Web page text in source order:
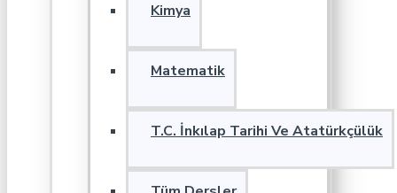
Kimya
Matematik
T.C. İnkılap Tarihi Ve Atatürkçülük